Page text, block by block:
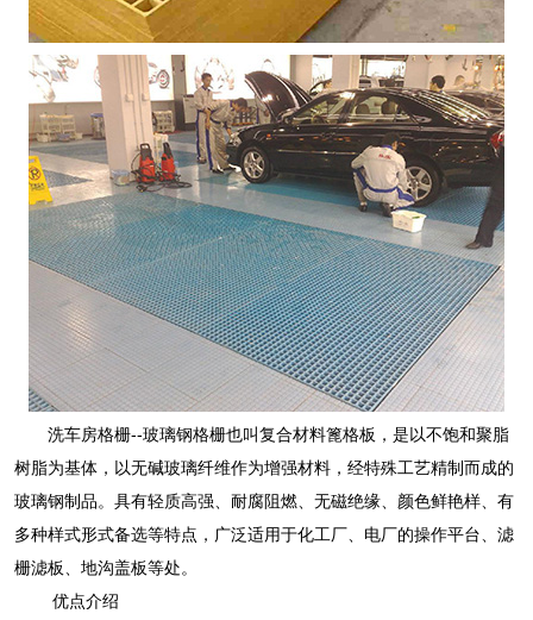
洗车房格栅--玻璃钢格栅也叫复合材料篦格板，是以不饱和聚脂
树脂为基体，以无碱玻璃纤维作为增强材料，经特殊工艺精制而成的
玻璃钢制品。具有轻质高强、耐腐阻燃、无磁绝缘、颜色鲜艳样、有
多种样式形式备选等特点，广泛适用于化工厂、电厂的操作平台、滤
栅滤板、地沟盖板等处。
优点介绍